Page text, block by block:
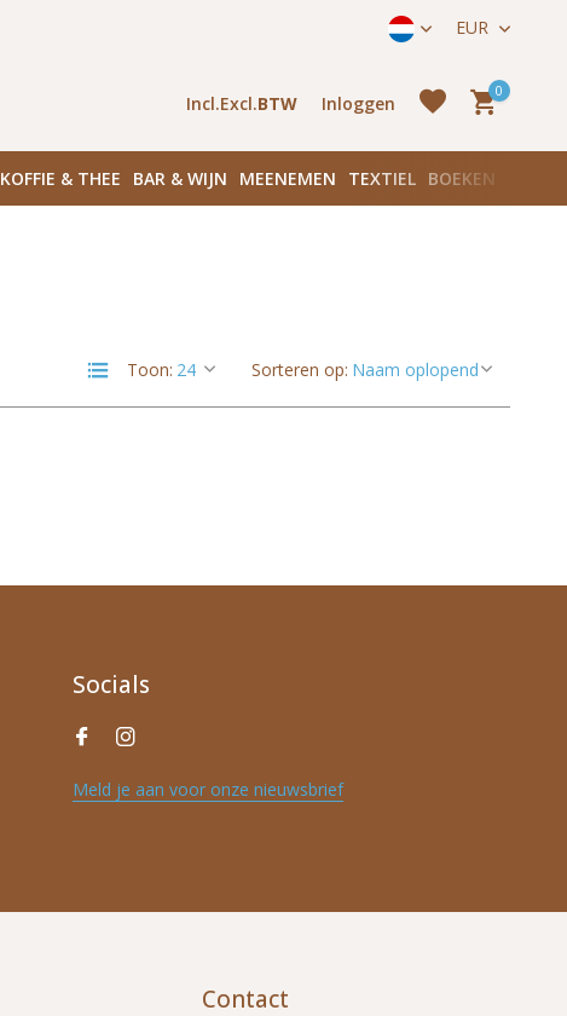
Hoofddorpplein EUR
Incl.Excl.BTW Inloggen
aanmaken
0
KOFFIE & THEE BAR & WIJN MEENEMEN TEXTIEL BOEKEN
Toon: Sorteren op:
Socials
Meld je aan voor onze nieuwsbrief
Contact